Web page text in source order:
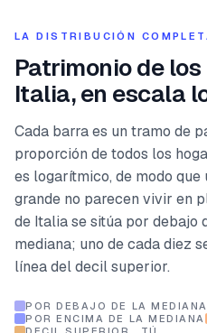
LA DISTRIBUCIÓN
Patrimonio de
Italia, en escala
Cada barra es un tramo de
proporción de todos los
es logarítmico, de modo
grande no parecen vivir en
de Italia se sitúa por debajo
mediana; uno de cada diez
línea del decil superior.
POR DEBAJO DE LA MEDIANA
POR ENCIMA DE LA MEDIANA